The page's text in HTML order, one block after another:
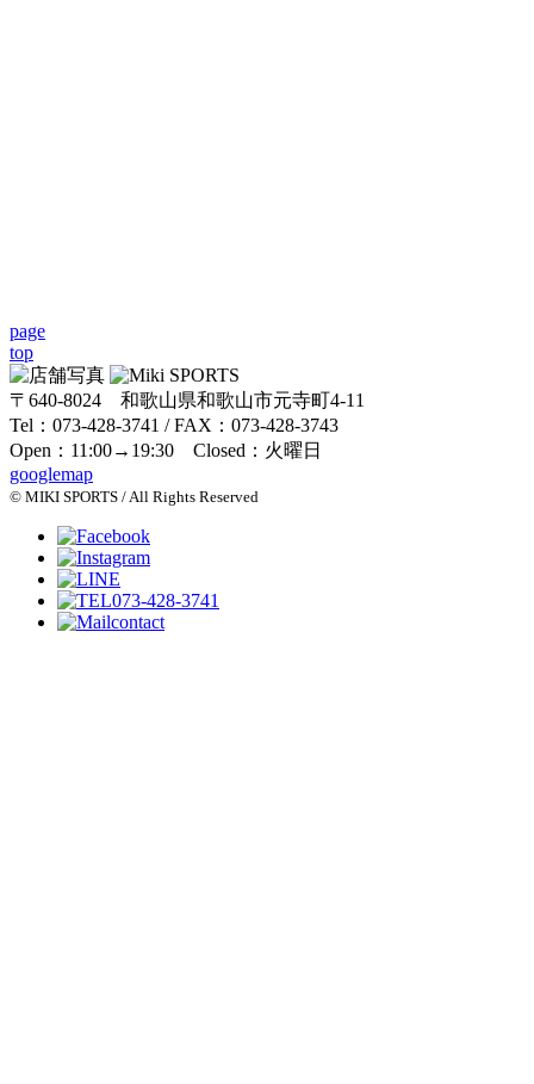
page
top
〒640-8024 和歌山県和歌山市元寺町4-11
Tel：073-428-3741 / FAX：073-428-3743
Open：11:00→19:30 Closed：火曜日
googlemap
© MIKI SPORTS / All Rights Reserved
073-428-3741
contact